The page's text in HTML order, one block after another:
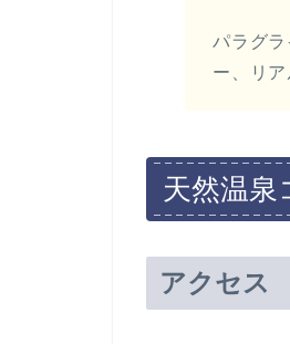
パラグ
ー、リ
天然温泉
アクセス